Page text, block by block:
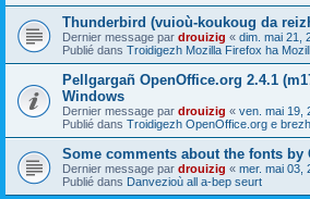
Thunderbird (vuioù-koukoug da
Dernier message par drouizig « dim. mai 21,
Publié dans Troidigezh Mozilla Firefox ha
Pellgargañ OpenOffice.org 2.4.1
Windows
Dernier message par drouizig « ven. mai 19,
Publié dans Troidigezh OpenOffice.org e
Some comments about the fonts by
Dernier message par drouizig « mer. mai 03,
Publié dans Danvezioù all a-bep seurt